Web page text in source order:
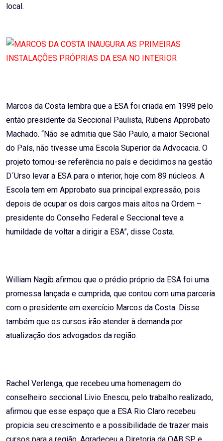
local.
Marcos da Costa lembra que a ESA foi criada em 1998 pelo
então presidente da Seccional Paulista, Rubens Approbato
Machado. “Não se admitia que São Paulo, a maior Secional
do País, não tivesse uma Escola Superior da Advocacia. O
projeto tornou-se referência no país e decidimos na gestão
D´Urso levar a ESA para o interior, hoje com 89 núcleos. A
Escola tem em Approbato sua principal expressão, pois
depois de ocupar os dois cargos mais altos na Ordem –
presidente do Conselho Federal e Seccional teve a
humildade de voltar a dirigir a ESA”, disse Costa.
William Nagib afirmou que o prédio próprio da ESA foi uma
promessa lançada e cumprida, que contou com uma parceria
com o presidente em exercício Marcos da Costa. Disse
também que os cursos irão atender à demanda por
atualização dos advogados da região.
Rachel Verlenga, que recebeu uma homenagem do
conselheiro seccional Livio Enescu, pelo trabalho realizado,
afirmou que esse espaço que a ESA Rio Claro recebeu
propicia seu crescimento e a possibilidade de trazer mais